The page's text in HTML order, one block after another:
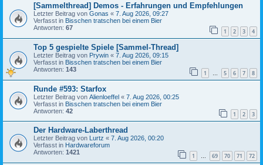
[Sammelthread] Demos - Erfahrungen und Empfehlungen
Letzter Beitrag von Gonas « 7. Aug 2026, 09:27
Verfasst in Bisschen tratschen bei einem Bier
Antworten: 67 1 2 3 4
Top 5 gespielte Spiele [Sammel-Thread]
Letzter Beitrag von Prywin « 7. Aug 2026, 09:15
Verfasst in Bisschen tratschen bei einem Bier
Antworten: 143 1 … 5 6 7 8
Runde #593: Starfox
Letzter Beitrag von Alienloeffel « 7. Aug 2026, 00:25
Verfasst in Bisschen tratschen bei einem Bier
Antworten: 42 1 2 3
Der Hardware-Laberthread
Letzter Beitrag von Lurtz « 7. Aug 2026, 00:20
Verfasst in Hardwareforum
Antworten: 1421 1 … 69 70 71 72